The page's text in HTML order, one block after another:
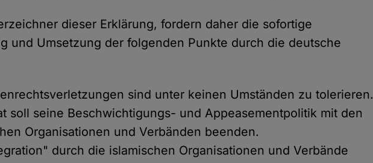
dieser Erklärung, fordern daher die sofortige
und Umsetzung der folgenden Punkte durch die deutsche
sind unter keinen Umständen zu tolerieren.
soll seine Beschwichtigungs- und Appeasementpolitik mit den
Organisationen und Verbänden beenden.
durch die islamischen Organisationen und Verbände